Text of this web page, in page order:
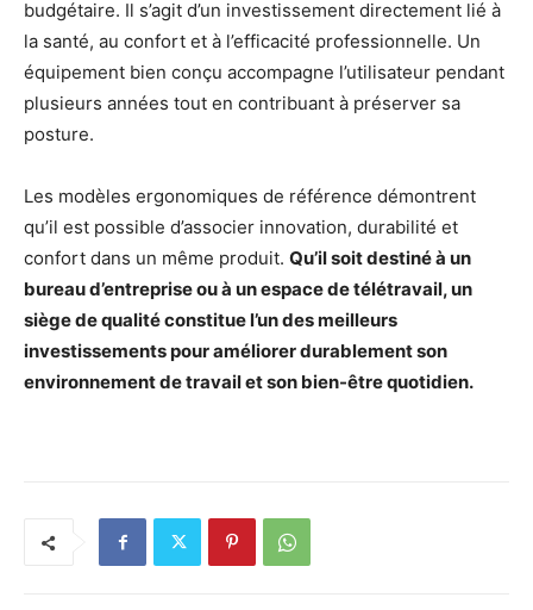
budgétaire. Il s’agit d’un investissement directement lié à
la santé, au confort et à l’efficacité professionnelle. Un
équipement bien conçu accompagne l’utilisateur pendant
plusieurs années tout en contribuant à préserver sa
posture.
Les modèles ergonomiques de référence démontrent
qu’il est possible d’associer innovation, durabilité et
confort dans un même produit. Qu’il soit destiné à un
bureau d’entreprise ou à un espace de télétravail, un
siège de qualité constitue l’un des meilleurs
investissements pour améliorer durablement son
environnement de travail et son bien-être quotidien.